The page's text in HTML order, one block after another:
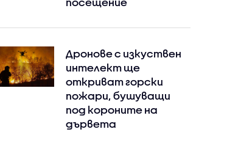
Дронове с изкуствен
интелект ще
откриват горски
пожари, бушуващи
под короните на
дървета